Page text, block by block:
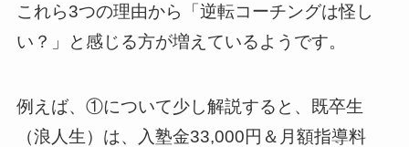
これら3つの理由から「逆転コーチングは怪し
い？」と感じる方が増えているようです。
例えば、①について少し解説すると、既卒生
（浪人生）は、入塾金33,000円＆月額指導料